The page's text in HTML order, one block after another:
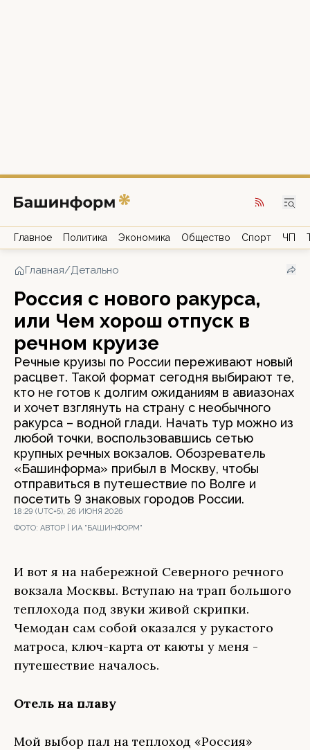
Главное Политика Экономика Общество Спорт ЧП
Главная/Детально
Россия с нового ракурса,
или Чем хорош отпуск в
речном круизе
Речные круизы по России переживают новый
расцвет. Такой формат сегодня выбирают те,
кто не готов к долгим ожиданиям в авиазонах
и хочет взглянуть на страну с необычного
ракурса – водной глади. Начать тур можно из
любой точки, воспользовавшись сетью
крупных речных вокзалов. Обозреватель
«Башинформа» прибыл в Москву, чтобы
отправиться в путешествие по Волге и
посетить 9 знаковых городов России.
18:29 (UTC+5), 26 ИЮНЯ 2026
ФОТО: АВТОР | ИА "БАШИНФОРМ"
И вот я на набережной Северного речного
вокзала Москвы. Вступаю на трап большого
теплохода под звуки живой скрипки.
Чемодан сам собой оказался у рукастого
матроса, ключ-карта от каюты у меня -
путешествие началось.
Отель на плаву
Мой выбор пал на теплоход «Россия»